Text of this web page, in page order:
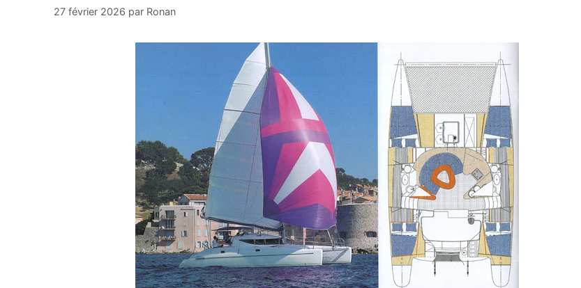
27 février 2026 par Ronan